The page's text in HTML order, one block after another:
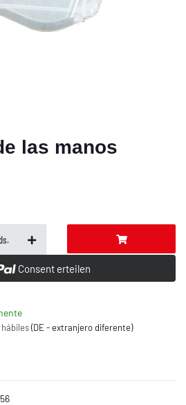
las manos
Consent erteilen
hábiles(DE - extranjero diferente)